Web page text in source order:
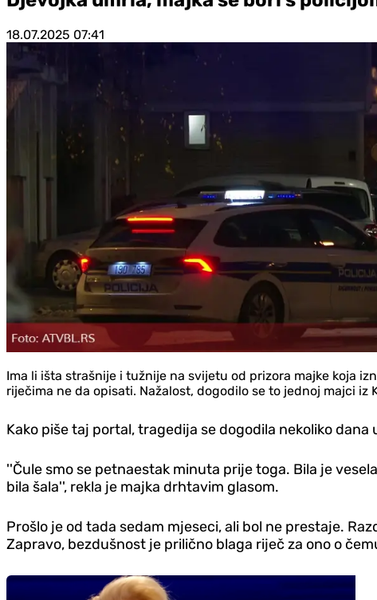
18.07.2025 07:41
Ima li išta strašnije i tužnije na svijetu od prizora majke koja
riječima ne da opisati. Nažalost, dogodilo se to jednoj majci iz
Kako piše taj portal, tragedija se dogodila nekoliko dana
''Čule smo se petnaestak minuta prije toga. Bila je
bila šala'', rekla je majka drhtavim glasom.
Prošlo je od tada sedam mjeseci, ali bol ne prestaje.
Zapravo, bezdušnost je prilično blaga riječ za ono o